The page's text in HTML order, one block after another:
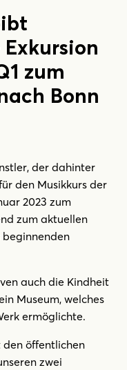
zum
Bonn
der dahinter
den Musikkurs der
2023 zum
zum aktuellen
beginnenden
auch die Kindheit
Museum, welches
ermöglichte.
öffentlichen
zwei